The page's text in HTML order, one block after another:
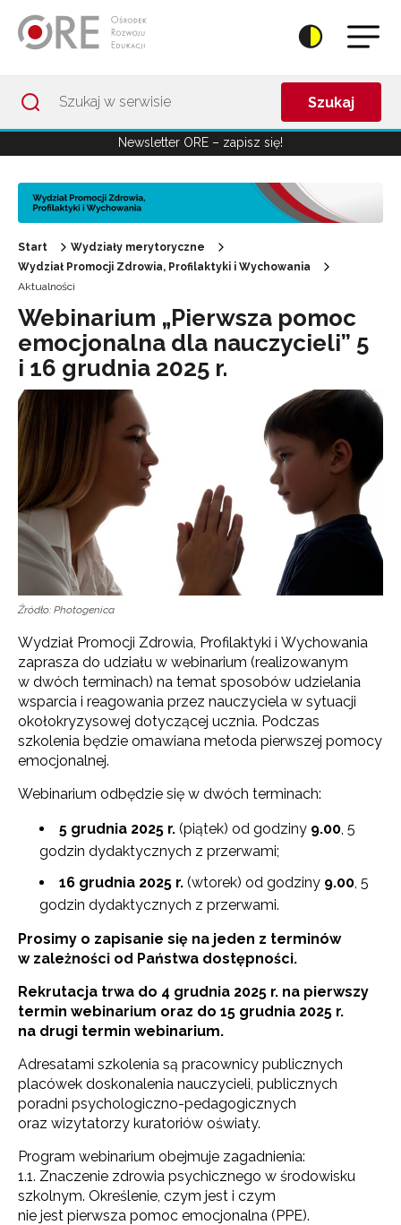
Szukaj
Newsletter ORE – zapisz się!
Start
Wydziały merytoryczne
Wydział Promocji Zdrowia, Profilaktyki i Wychowania
Aktualności
Webinarium „Pierwsza pomoc
emocjonalna dla nauczycieli” 5
i 16 grudnia 2025 r.
Źródło: Photogenica
Wydział Promocji Zdrowia, Profilaktyki i Wychowania
zaprasza do udziału w webinarium (realizowanym
w dwóch terminach) na temat sposobów udzielania
wsparcia i reagowania przez nauczyciela w sytuacji
okołokryzysowej dotyczącej ucznia. Podczas
szkolenia będzie omawiana metoda pierwszej pomocy
emocjonalnej.
Webinarium odbędzie się w dwóch terminach:
5 grudnia 2025 r. (piątek) od godziny 9.00 , 5
godzin dydaktycznych z przerwami;
16 grudnia 2025 r. (wtorek) od godziny 9.00 , 5
godzin dydaktycznych z przerwami.
Prosimy o zapisanie się na jeden z terminów
w zależności od Państwa dostępności.
Rekrutacja trwa do 4 grudnia 2025 r. na pierwszy
termin webinarium oraz do 15 grudnia 2025 r.
na drugi termin webinarium.
Adresatami szkolenia są pracownicy publicznych
placówek doskonalenia nauczycieli, publicznych
poradni psychologiczno-pedagogicznych
oraz wizytatorzy kuratoriów oświaty.
Program webinarium obejmuje zagadnienia:
1.1. Znaczenie zdrowia psychicznego w środowisku
szkolnym. Określenie, czym jest i czym
nie jest pierwsza pomoc emocjonalna (PPE).